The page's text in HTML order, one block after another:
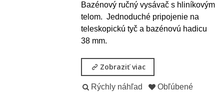
Bazénový ručný vysávač s hliníkovým
telom. Jednoduché pripojenie na
teleskopickú tyč a bazénovú hadicu
38 mm.
Zobraziť viac
Rýchly náhľad
Obľúbené